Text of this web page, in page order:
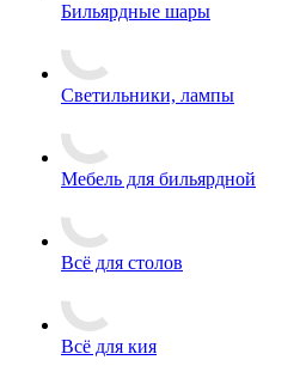
Бильярдные шары
Светильники, лампы
Мебель для бильярдной
Всё для столов
Всё для кия